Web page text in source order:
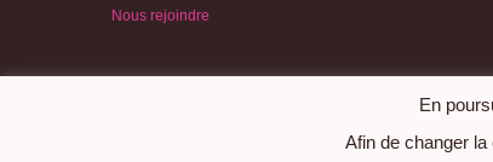
Nous rejoindre
©2026 Association Femmes du Tourisme
En
Afin de changer la